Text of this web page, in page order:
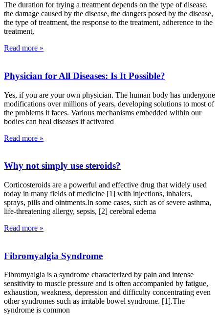
The duration for trying a treatment depends on the type of disease,
the damage caused by the disease, the dangers posed by the disease,
the type of treatment, the response to the treatment, adherence to the
treatment,
Read more »
Physician for All Diseases: Is It Possible?
Yes, if you are your own physician. The human body has undergone
modifications over millions of years, developing solutions to most of
the problems it faces. Various mechanisms embedded within our
bodies can heal diseases if activated
Read more »
Why not simply use steroids?
Corticosteroids are a powerful and effective drug that widely used
today in many fields of medicine [1] with injections, inhalers,
sprays, pills and ointments.In some cases, such as of severe asthma,
life-threatening allergy, sepsis, [2] cerebral edema
Read more »
Fibromyalgia Syndrome
Fibromyalgia is a syndrome characterized by pain and intense
sensitivity to muscle pressure and is often accompanied by fatigue,
exhaustion, weakness, depression and difficulty concentrating even
other syndromes such as irritable bowel syndrome. [1].The
syndrome is common